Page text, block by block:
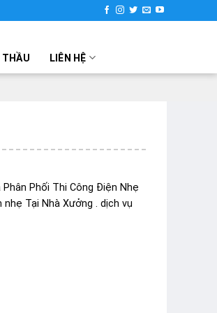
THẦU LIÊN HỆ
Phối Thi Công Điện Nhẹ
Tại Nhà Xưởng . dịch vụ